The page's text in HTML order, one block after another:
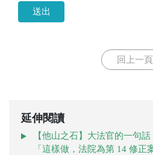
送出
回上一頁
延伸閱讀
【他山之石】大法官的一句話
「這樣做，法院為第 14 修正